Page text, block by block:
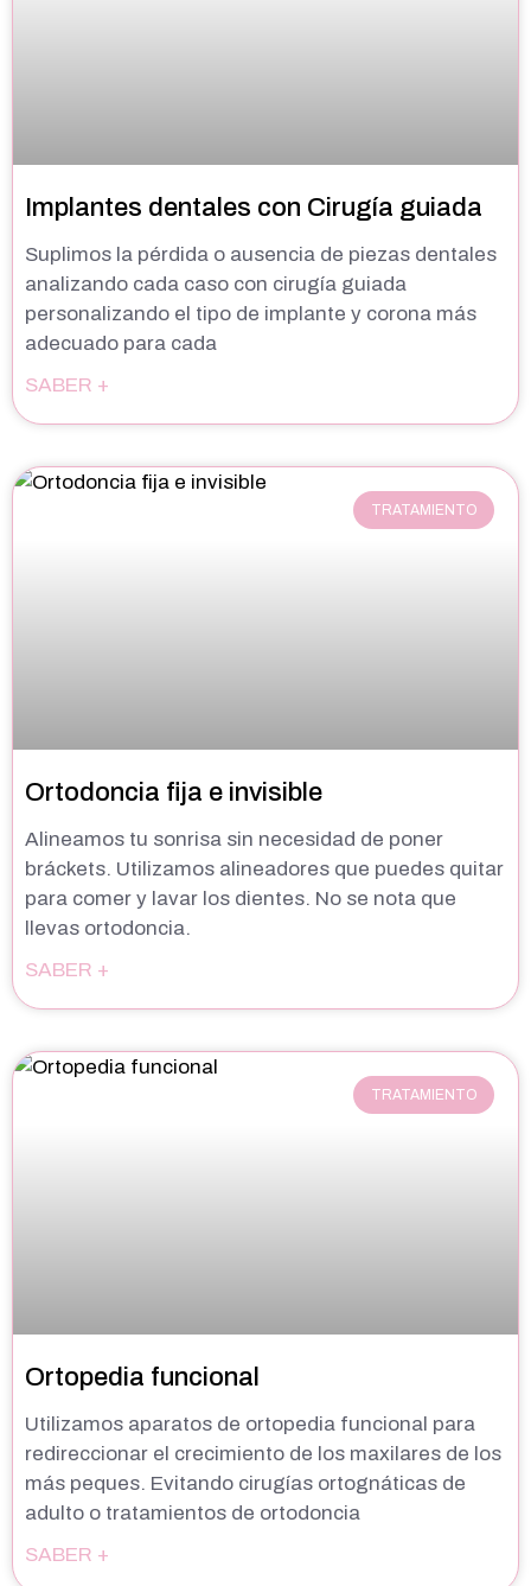
Implantes dentales con Cirugía guiada
Suplimos la pérdida o ausencia de piezas dentales
analizando cada caso con cirugía guiada
personalizando el tipo de implante y corona más
adecuado para cada
SABER +
TRATAMIENTO
Ortodoncia fija e invisible
Alineamos tu sonrisa sin necesidad de poner
bráckets. Utilizamos alineadores que puedes quitar
para comer y lavar los dientes. No se nota que
llevas ortodoncia.
SABER +
TRATAMIENTO
Ortopedia funcional
Utilizamos aparatos de ortopedia funcional para
redireccionar el crecimiento de los maxilares de los
más peques. Evitando cirugías ortognáticas de
adulto o tratamientos de ortodoncia
SABER +